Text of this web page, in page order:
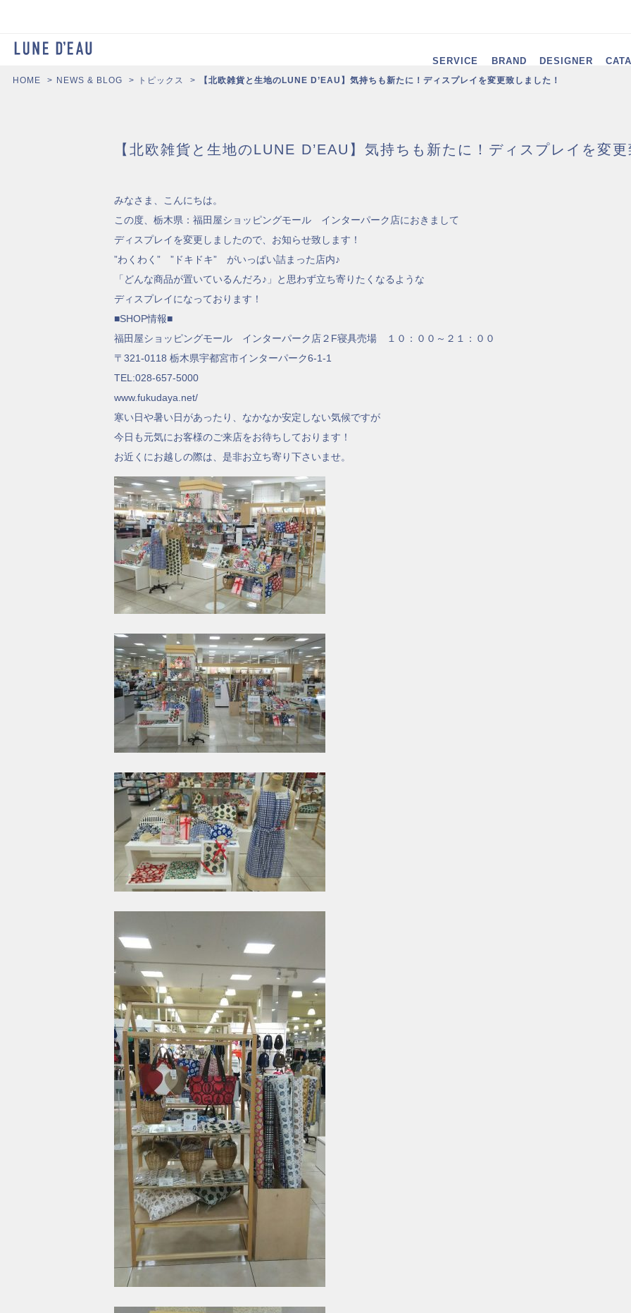
SERVICE BRAND DESIGNER
HOME NEWS & BLOG トピックス 【北欧雑貨と生地のLUNE D’EAU】気持ちも新たに！ディスプレイを変更致しました！
【北欧雑貨と生地のLUNE D’EAU】気持ちも新たに！ディスプレイを変
みなさま、こんにちは。
この度、栃木県：福田屋ショッピングモール インターパーク店におきまして
ディスプレイを変更しましたので、お知らせ致します！
”わくわく” ”ドキドキ” がいっぱい詰まった店内♪
「どんな商品が置いているんだろ♪」と思わず立ち寄りたくなるような
ディスプレイになっております！
■SHOP情報■
福田屋ショッピングモール インターパーク店２F寝具売場 １０：００～２１：００
〒321-0118 栃木県宇都宮市インターパーク6-1-1
TEL:028-657-5000
www.fukudaya.net/
寒い日や暑い日があったり、なかなか安定しない気候ですが
今日も元気にお客様のご来店をお待ちしております！
お近くにお越しの際は、是非お立ち寄り下さいませ。